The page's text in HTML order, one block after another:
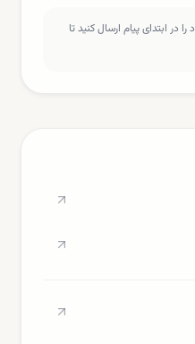
در ابتدای پیام ارسال کنید تا